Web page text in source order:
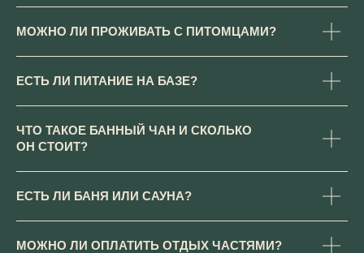
МОЖНО ЛИ ПРОЖИВАТЬ С ПИТОМЦАМИ?
ЕСТЬ ЛИ ПИТАНИЕ НА БАЗЕ?
ЧТО ТАКОЕ БАННЫЙ ЧАН И СКОЛЬКО
ОН СТОИТ?
ЕСТЬ ЛИ БАНЯ ИЛИ САУНА?
МОЖНО ЛИ ОПЛАТИТЬ ОТДЫХ ЧАСТЯМИ?